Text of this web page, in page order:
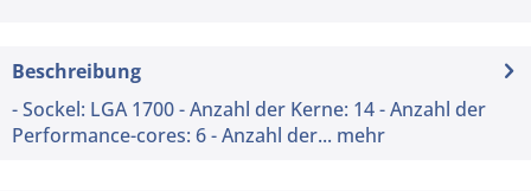
Beschreibung
- Sockel: LGA 1700 - Anzahl der Kerne: 14 - Anzahl der
Performance-cores: 6 - Anzahl der... mehr